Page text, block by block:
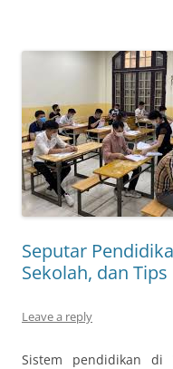
Seputar
Sekolah, dan
Leave a reply
Sistem pendidikan di